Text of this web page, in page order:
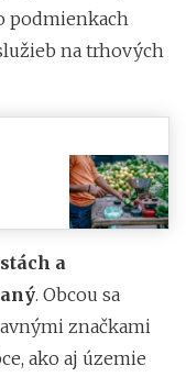
podmienkach
na trhových
a
. Obcou sa
značkami
ako aj územie